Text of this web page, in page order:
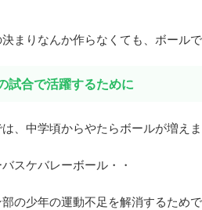
まりなんか作らなくても、ボール
試合で活躍するために
、中学頃からやたらボールが増えま
スケバレーボール・・
の少年の運動不足を解消するためで